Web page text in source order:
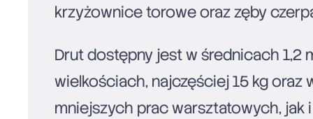
krzyżownice torowe oraz zęby
Drut dostępny jest w średnicach 1,2
wielkościach, najczęściej 15 kg
mniejszych prac warsztatowych, jak